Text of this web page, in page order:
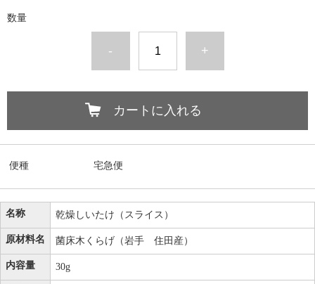
数量
- +
カートに入れる
便種 宅急便
名称 乾燥しいたけ（スライス）
原材料名 菌床木くらげ（岩手 住田産）
内容量 30g